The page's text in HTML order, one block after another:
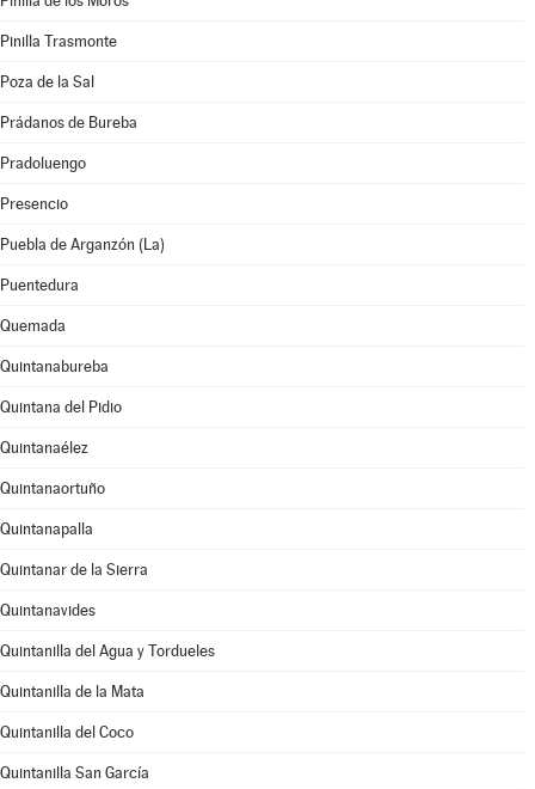
Pinilla Trasmonte
Poza de la Sal
Prádanos de Bureba
Pradoluengo
Presencio
Puebla de Arganzón (La)
Puentedura
Quemada
Quintanabureba
Quintana del Pidio
Quintanaélez
Quintanaortuño
Quintanapalla
Quintanar de la Sierra
Quintanavides
Quintanilla del Agua y Tordueles
Quintanilla de la Mata
Quintanilla del Coco
Quintanilla San García